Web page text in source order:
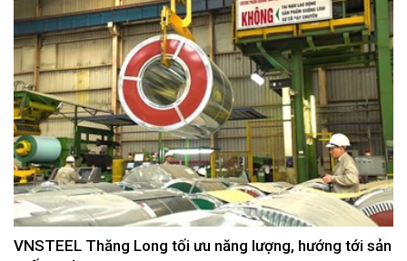
VNSTEEL Thăng Long tối ưu năng lượng, hướng tới sản